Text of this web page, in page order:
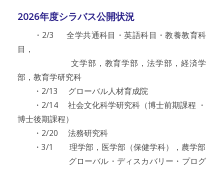
2026年度シラバス公開状況
・2/3 全学共通科目・英語科目・教養教育科
目，
文学部，教育学部，法学部，経済学
部，教育学研究科
・2/13 グローバル人材育成院
・2/14 社会文化科学研究科（博士前期課程 ・
博士後期課程）
・2/20 法務研究科
・3/1 理学部，医学部（保健学科），農学部
グローバル・ディスカバリー・プログ